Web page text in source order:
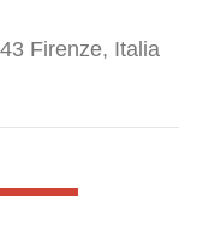
Firenze, Italia